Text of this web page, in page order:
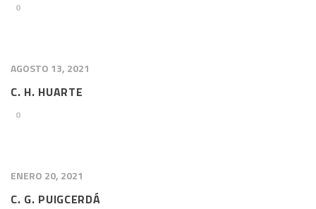
0
AGOSTO 13, 2021
C. H. HUARTE
0
ENERO 20, 2021
C. G. PUIGCERDÁ